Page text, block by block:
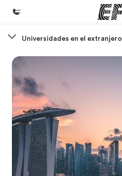
Bienvenido a EF
Programas
Ver todo lo que hacemos
Oficinas
Encuentra una oficina
Sobre nosotros
Quiénes somos
Universidades en el extranjero